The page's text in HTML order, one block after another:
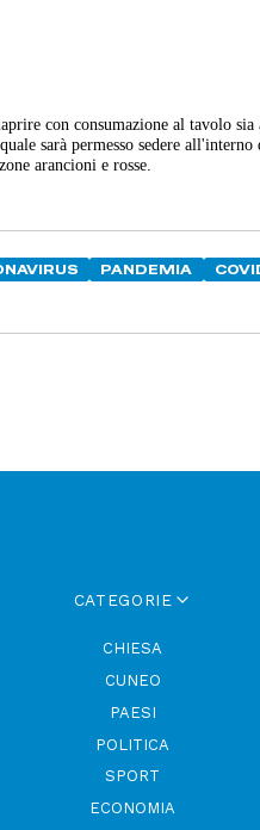
con consumazione al tavolo sia
sarà permesso sedere
arancioni e rosse.
PANDEMIA
CATEGORIE
CHIESA
CUNEO
PAESI
POLITICA
SPORT
ECONOMIA